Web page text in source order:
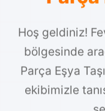
Hoş geldiniz!
bölgesinde
Parça Eşya
ekibimizle